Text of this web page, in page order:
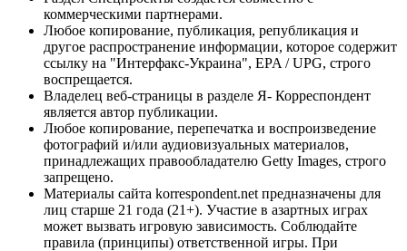
коммерческими партнерами.
Любое копирование, публикация, републикация и
другое распространение информации, которое содержит
ссылку на "Интерфакс-Украина", EPA / UPG, строго
воспрещается.
Владелец веб-страницы в разделе Я- Корреспондент
является автор публикации.
Любое копирование, перепечатка и воспроизведение
фотографий и/или аудиовизуальных материалов,
принадлежащих правообладателю Getty Images, строго
запрещено.
Материалы сайта korrespondent.net предназначены для
лиц старше 21 года (21+). Участие в азартных играх
может вызвать игровую зависимость. Соблюдайте
правила (принципы) ответственной игры. При